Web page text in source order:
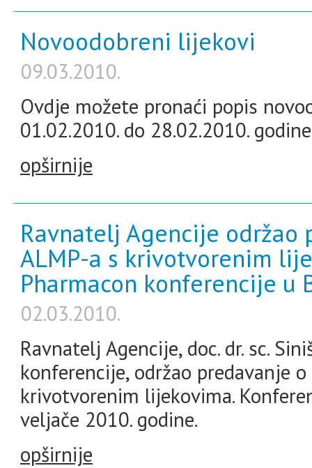
Novoodobreni lijekovi
09.03.2010.
Ovdje možete pronaći popis
01.02.2010. do 28.02.2010.
opširnije
Ravnatelj Agencije održao
ALMP-a s krivotvorenim
Pharmacon konferencije u
02.03.2010.
Ravnatelj Agencije, doc. dr. sc.
konferencije, održao predavanje
krivotvorenim lijekovima.
veljače 2010. godine.
opširnije